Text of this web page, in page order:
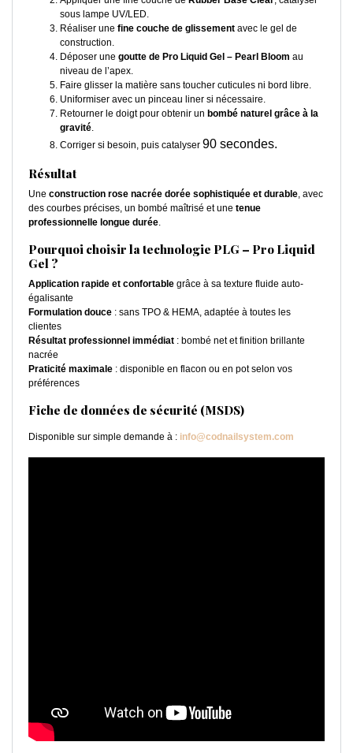
sous lampe UV/LED.
Réaliser une fine couche de glissement avec le gel de
construction.
Déposer une goutte de Pro Liquid Gel – Pearl Bloom au
niveau de l’apex.
Faire glisser la matière sans toucher cuticules ni bord libre.
Uniformiser avec un pinceau liner si nécessaire.
Retourner le doigt pour obtenir un bombé naturel grâce à la
gravité.
Corriger si besoin, puis catalyser 90 secondes.
Résultat
Une construction rose nacrée dorée sophistiquée et durable, avec
des courbes précises, un bombé maîtrisé et une tenue
professionnelle longue durée.
Pourquoi choisir la technologie PLG – Pro Liquid
Gel ?
Application rapide et confortable grâce à sa texture fluide auto-
égalisante
Formulation douce : sans TPO & HEMA, adaptée à toutes les
clientes
Résultat professionnel immédiat : bombé net et finition brillante
nacrée
Praticité maximale : disponible en flacon ou en pot selon vos
préférences
Fiche de données de sécurité (MSDS)
Disponible sur simple demande à : info@codnailsystem.com